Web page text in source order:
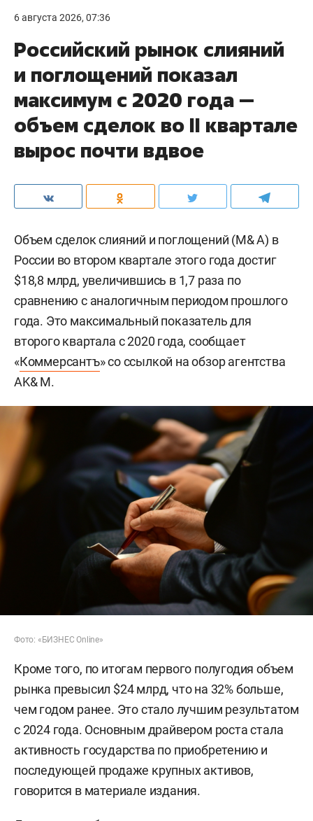
6 августа 2026, 07:36
Российский рынок слияний
и поглощений показал
максимум с 2020 года —
объем сделок во II квартале
вырос почти вдвое
Объем сделок слияний и поглощений (M& A) в
России во втором квартале этого года достиг
$18,8 млрд, увеличившись в 1,7 раза по
сравнению с аналогичным периодом прошлого
года. Это максимальный показатель для
второго квартала с 2020 года, сообщает
«Коммерсантъ» со ссылкой на обзор агентства
AK& M.
Фото: «БИЗНЕС Online»
Кроме того, по итогам первого полугодия объем
рынка превысил $24 млрд, что на 32% больше,
чем годом ранее. Это стало лучшим результатом
с 2024 года. Основным драйвером роста стала
активность государства по приобретению и
последующей продаже крупных активов,
говорится в материале издания.